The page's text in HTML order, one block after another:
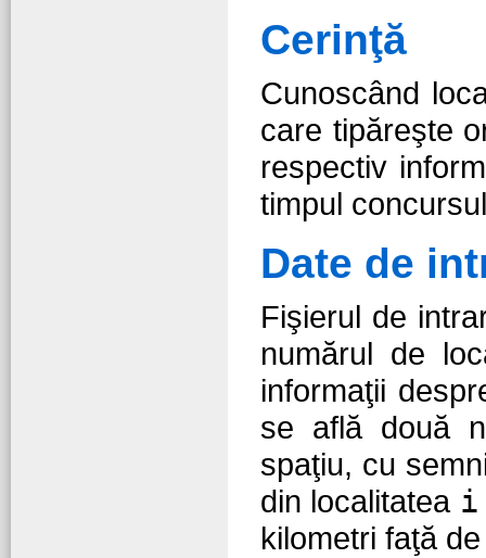
Cerinţă
Cunoscând
care tipăreşte
respectiv
timpul
Date de
Fişierul de
numărul de
informaţii
se află două
spaţiu, cu
din localitatea i
kilometri faţă